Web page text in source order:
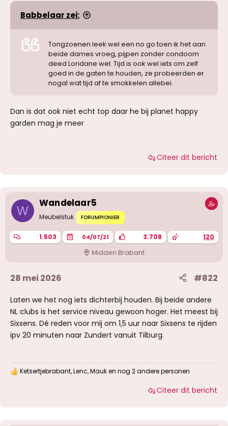
Babbelaar zei:
Tongzoenen leek wel een no go toen ik het aan
beide dames vroeg, pijpen zonder condoom
deed Loridane wel. Tijd is ook wel iets om zelf
goed in de gaten te houden, ze probeerden er
nogal wat tijd af te smokkelen allebei.
Dan is dat ook niet echt top daar he bij planet happy
garden mag je meer
Citeer dit bericht
W
Wandelaar5
Meubelstuk FORUMPIONIER
1.503 04/07/21 3.708 120
Midden Brabant
28 mei 2026 #822
Laten we het nog iets dichterbij houden. Bij beide andere
NL clubs is het service niveau gewoon hoger. Het meest bij
Sixsens. Dé reden voor mij om 1,5 uur naar Sixsens te rijden
ipv 20 minuten naar Zundert vanuit Tilburg.
W Ketsertjebrabant,Lenc,Mauken nog 2 andere personen
Citeer dit bericht